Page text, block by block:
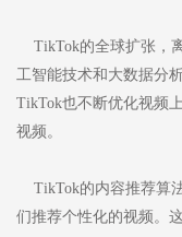
TikTok的全球扩张，
工智能技术和大数据分
TikTok也不断优化视频
视频。
TikTok的内容推荐算
们推荐个性化的视频。